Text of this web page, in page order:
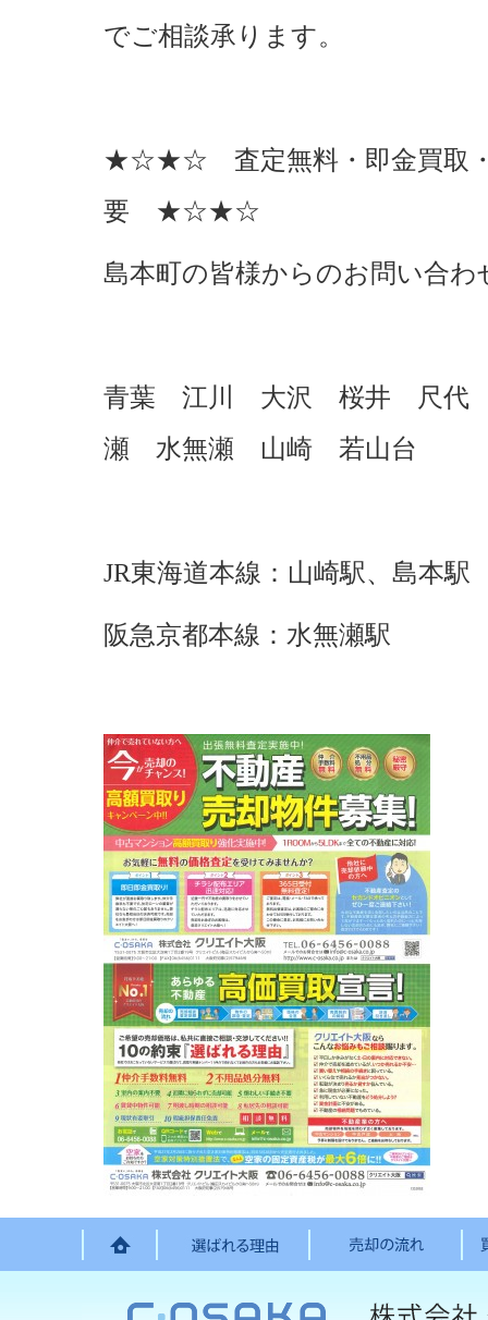
でご相談承ります。
★☆★☆ 査定無料・即金買取・
要 ★☆★☆
島本町の皆様からのお問い合
青葉 江川 大沢 桜井 尺
瀬 水無瀬 山崎 若山台
JR東海道本線：山崎駅、島本駅
阪急京都本線：水無瀬駅